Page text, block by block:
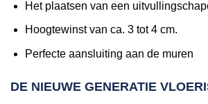
Het plaatsen van een
Hoogtewinst van ca. 3 tot 4 cm.
Perfecte aansluiting aan de muren
DE NIEUWE GENERATIE